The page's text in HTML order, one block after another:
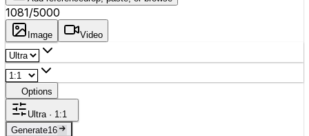
1081/5000
Image Video
Options
Ultra · 1:1
Generate16